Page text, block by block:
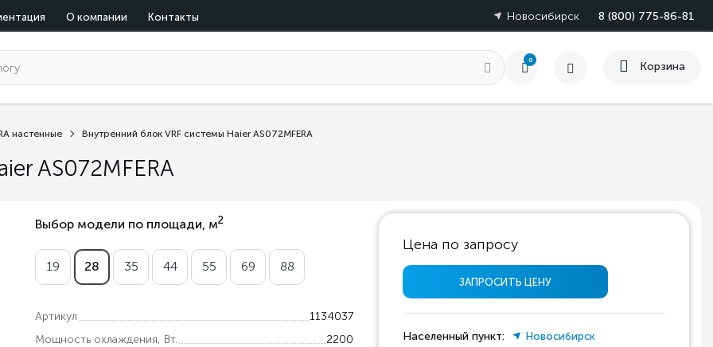
О компании Контакты 8 (800) 775-86-81
Новосибирск
0
Корзина
настенные Внутренний блок VRF системы Haier AS072MFERA
AS072MFERA
Выбор модели по площади, м2
19 28 35 44 55 69 88
Артикул
1134037
Мощность охлаждения, Вт.
2200
Цена по запросу
ЗАПРОСИТЬ ЦЕНУ
Населенный пункт: Новосибирск